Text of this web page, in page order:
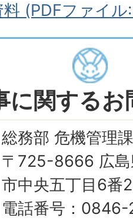
料 (PDFファイ
に関する
総務部 危機管理課
〒725-8666 広島
市中央五丁目6番
電話番号：